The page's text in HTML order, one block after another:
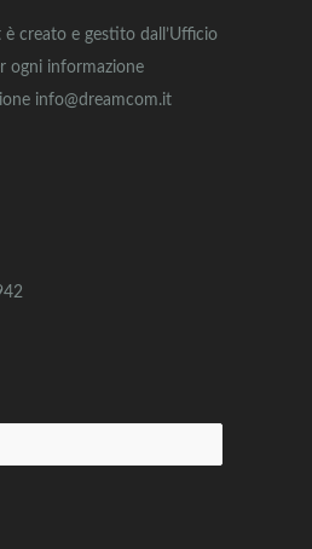
è creato e gestito dall’Ufficio
ogni informazione
info@dreamcom.it